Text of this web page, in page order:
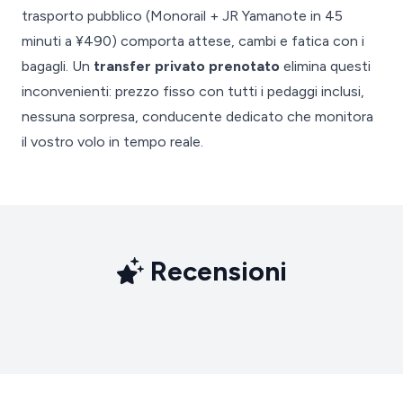
trasporto pubblico (Monorail + JR Yamanote in 45
minuti a ¥490) comporta attese, cambi e fatica con i
bagagli. Un transfer privato prenotato elimina questi
inconvenienti: prezzo fisso con tutti i pedaggi inclusi,
nessuna sorpresa, conducente dedicato che monitora
il vostro volo in tempo reale.
Recensioni